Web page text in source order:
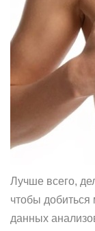
Лучше всего,
чтобы добиться
данных